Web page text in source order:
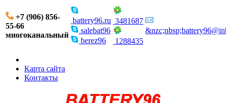
+7 (906) 856-
55-66
многоканальный
battery96.ru
salebat96
berez96
3481687
1288435
Карта сайта
Контакты